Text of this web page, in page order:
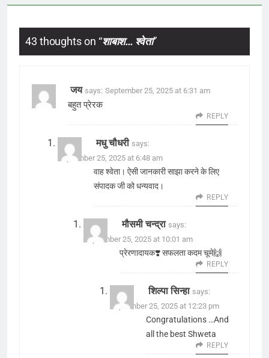
43 thoughts on “शाबाश… श्वेता”
जय says: September 25, 2025 at 6:31 am
बहुत प्रेरक
REPLY
मधु चौधरी says:
September 25, 2025 at 6:48 am
वाह श्वेता। ऐसी जानकारी साझा करने के लिए
संपादक जी को धन्यवाद।
REPLY
मौसमी चन्द्रा says:
September 25, 2025 at 10:01 am
प्रेरणादायक❣️ सफलता कदम चूमे🙌
REPLY
शिल्पा सिन्हा says:
September 25, 2025 at 12:23 pm
Congratulations …And
all the best Shweta
REPLY